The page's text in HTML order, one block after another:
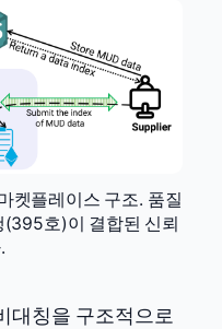
켓플레이스 구조. 품질
호)이 결합된 신뢰
대칭을 구조적으로